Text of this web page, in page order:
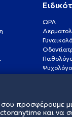
ΩΡΛ
προσφέρουμε
και να